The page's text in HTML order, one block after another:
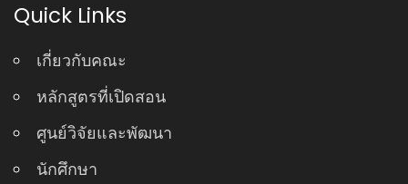
Quick Links
เกี่ยวกับคณะ
หลักสูตรที่เปิดสอน
ศูนย์วิจัยและพัฒนา
นักศึกษา